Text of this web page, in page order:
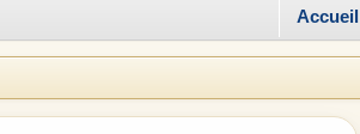
Accueil